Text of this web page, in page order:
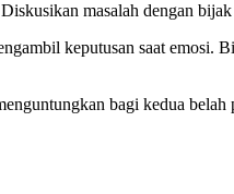
masalah dengan
keputusan saat
bagi kedua